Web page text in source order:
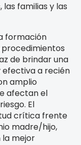
familias y las
formación
de brindar una
efectiva a recién
amplio
afectan el
El
crítica frente
madre/hijo,
la mejor